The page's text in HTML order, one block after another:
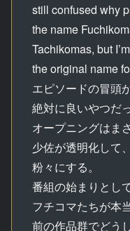
still confused why
the name
Tachikomas, but
the original name
エピソードの冒頭
絶対に良いやつだ
オープニングはま
少佐が透明化して
粉々にする。
番組の始まりとし
フチコマたちが本
前の作品群でどう